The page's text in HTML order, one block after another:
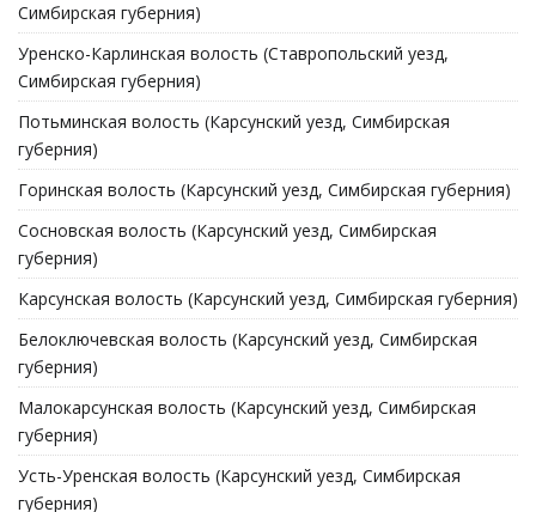
Симбирская губерния)
Уренско-Карлинская волость (Ставропольский уезд,
Симбирская губерния)
Потьминская волость (Карсунский уезд, Симбирская
губерния)
Горинская волость (Карсунский уезд, Симбирская губерния)
Сосновская волость (Карсунский уезд, Симбирская
губерния)
Карсунская волость (Карсунский уезд, Симбирская губерния)
Белоключевская волость (Карсунский уезд, Симбирская
губерния)
Малокарсунская волость (Карсунский уезд, Симбирская
губерния)
Усть-Уренская волость (Карсунский уезд, Симбирская
губерния)